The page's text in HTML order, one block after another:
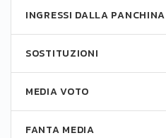
INGRESSI DALLA PANCHINA
SOSTITUZIONI
MEDIA VOTO
FANTA MEDIA